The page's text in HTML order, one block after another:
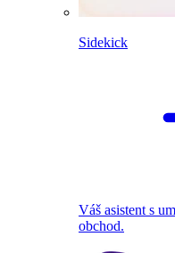
Sidekick
Váš asistent s
obchod.